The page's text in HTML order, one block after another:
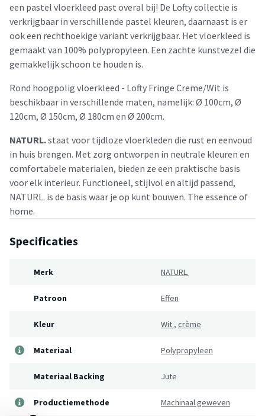
een pastel vloerkleed past overal bij! De Lofty collectie is
verkrijgbaar in verschillende pastel kleuren, daarnaast is er
ook een rechthoekige variant verkrijgbaar. Het vloerkleed is
gemaakt van 100% polypropyleen. Een zachte kunstvezel die
gemakkelijk schoon te houden is.
Rond hoogpolig vloerkleed - Lofty Fringe Creme/Wit is
beschikbaar in verschillende maten, namelijk: Ø 100cm, Ø
120cm, Ø 150cm, Ø 180cm en Ø 200cm.
NATURL.staat voor tijdloze vloerkleden die rust en eenvoud
in huis brengen. Met zorg ontworpen in neutrale kleuren en
comfortabele materialen, bieden ze een praktische basis
voor elk interieur. Functioneel, stijlvol en altijd passend,
NATURL. is de basis waar je op kunt bouwen. The essence of
home.
Specificaties
Merk NATURL.
Patroon Effen
Kleur Wit , crème
Materiaal Polypropyleen
Materiaal Backing Jute
Productiemethode Machinaal geweven